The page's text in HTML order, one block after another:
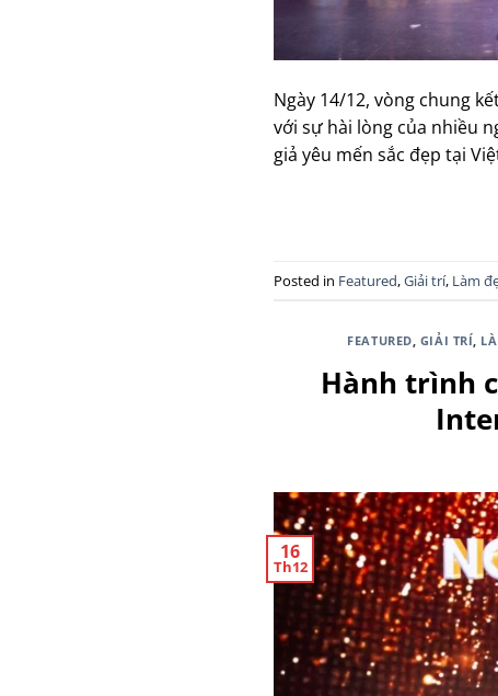
Ngày 14/12, vòng chung
với sự hài lòng của nhiều
giả yêu mến sắc đẹp tại
Posted in Featured,Giải trí, Làm
FEATURED, GIẢI TRÍ,
Hành trình
16
Th12